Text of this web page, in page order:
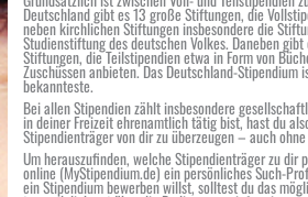
Deutschland gibt es 13 große Stiftungen, die
neben kirchlichen Stiftungen insbesondere die
Studienstiftung des deutschen Volkes. Daneben
Stiftungen, die Teilstipendien etwa in Form von
Zuschüssen anbieten. Das Deutschland-Stipendium
bekannteste.
Bei allen Stipendien zählt insbesondere
in deiner Freizeit ehrenamtlich tätig bist, hast du
Stipendienträger von dir zu überzeugen – auch
Um herauszufinden, welche Stipendienträger zu dir
online (MyStipendium.de) ein persönliches Such-
ein Stipendium bewerben willst, solltest du das